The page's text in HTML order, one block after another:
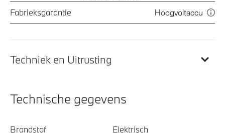
Fabrieksgarantie Hoogvoltaccu
Techniek en Uitrusting
Technische gegevens
Brandstof Elektrisch